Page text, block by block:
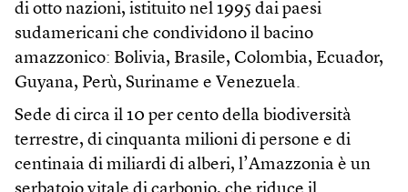
di otto nazioni, istituito nel 1995 dai paesi
sudamericani che condividono il bacino
amazzonico: Bolivia, Brasile, Colombia, Ecuador,
Guyana, Perù, Suriname e Venezuela.
Sede di circa il 10 per cento della biodiversità
terrestre, di cinquanta milioni di persone e di
centinaia di miliardi di alberi, l’Amazzonia è un